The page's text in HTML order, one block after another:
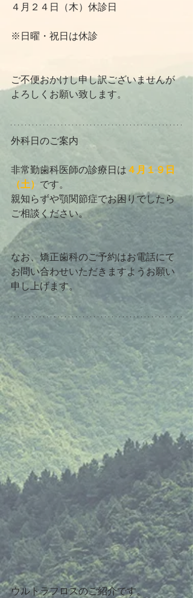
４月２４日（木）休診日
※日曜・祝日は休診
ご不便おかけし申し訳ございませんが
よろしくお願い致します。
外科日のご案内
非常勤歯科医師の診療日は ４月１９日
（土） です。
親知らずや顎関節症でお困りでしたら
ご相談ください。
なお、矯正歯科のご予約はお電話にて
お問い合わせいただきますようお願い
申し上げます。
ウルトラフロスのご紹介です。